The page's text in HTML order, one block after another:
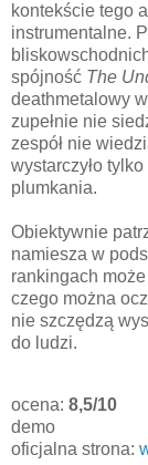
kontekście tego
instrumentalne.
spójność The
deathmetalowy
zupełnie nie
zespół nie
wystarczyło
plumkania.
Obiektywnie
namiesza w
rankingach
czego można
nie szczędzą
do ludzi.
ocena: 8,5/10
demo
oficjalna strona: